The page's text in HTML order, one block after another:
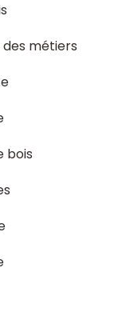
métiers
bois